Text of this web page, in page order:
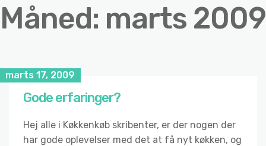
Måned: marts 2009
marts 17, 2009
Gode erfaringer?
Hej alle i Køkkenkøb skribenter, er der nogen der
har gode oplevelser med det at få nyt køkken, og